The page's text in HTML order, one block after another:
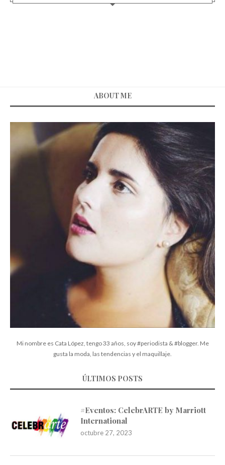
ABOUT ME
Mi nombre es Cata López, tengo 33 años, soy #periodista & #blogger. Me
gusta la moda, las tendencias y el maquillaje.
ÚLTIMOS POSTS
#Eventos: CelebrARTE by Marriott
International
octubre 27, 2023